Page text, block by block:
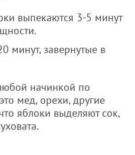
выпекаются 3-5 минут
минут, завернутые в
начинкой по
мед, орехи, другие
яблоки выделяют сок,